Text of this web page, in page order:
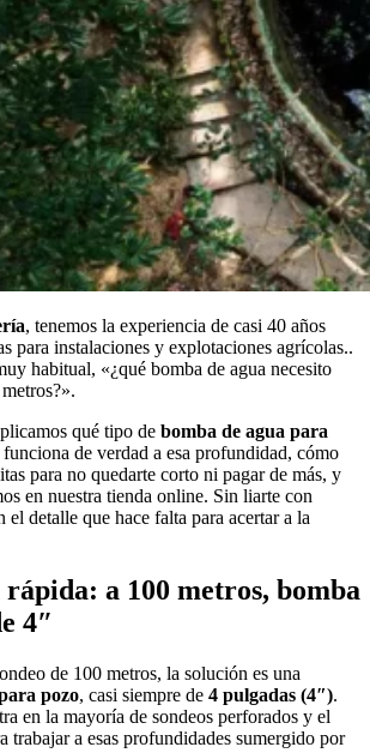
, tenemos la experiencia de casi 40 años
para instalaciones y explotaciones agrícolas..
habitual, «¿qué bomba de agua necesito
qué tipo de bomba de agua para
funciona de verdad a esa profundidad, cómo
para no quedarte corto ni pagar de más, y
en nuestra tienda online. Sin liarte con
el detalle que hace falta para acertar a la
a 100 metros, bomba
4″
de 100 metros, la solución es una
pozo, casi siempre de 4 pulgadas (4″).
en la mayoría de sondeos perforados y el
trabajar a esas profundidades sumergido por